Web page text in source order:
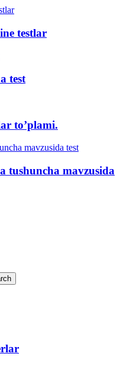
testlar
test
to’plami.
tushuncha mavzusida